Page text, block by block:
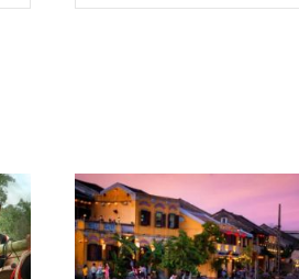
tin Việt Nam (VINASA)
quy trình và tinh gọn vận